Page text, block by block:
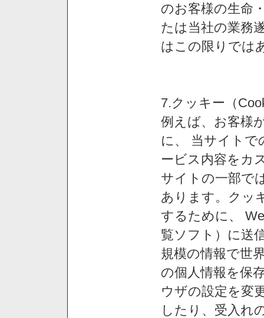
のお客様の生命
たは当社の業務
はこの限りでは
7.クッキー（
例えば、お客様
に、 当サイトで
ービス内容をカ
サイトの一部で
あります。クッ
するために、
覧ソフト）に送
規模の情報で世
の個人情報を保
ウザの設定を変
したり、受入れ